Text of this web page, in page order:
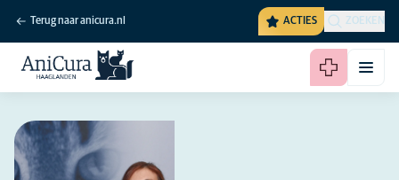
Terug naar anicura.nl ACTIES ZOEKEN